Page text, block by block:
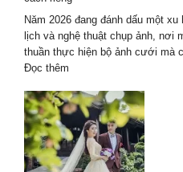
tại
Đà
Nẵng
–
An
Năm 2026 đang đánh dấu một
lịch và nghệ thuật chụp ảnh, nơi
thuần thực hiện bộ ảnh cưới mà
Đọc thêm
lịch
kết
hợp
chụp
ảnh